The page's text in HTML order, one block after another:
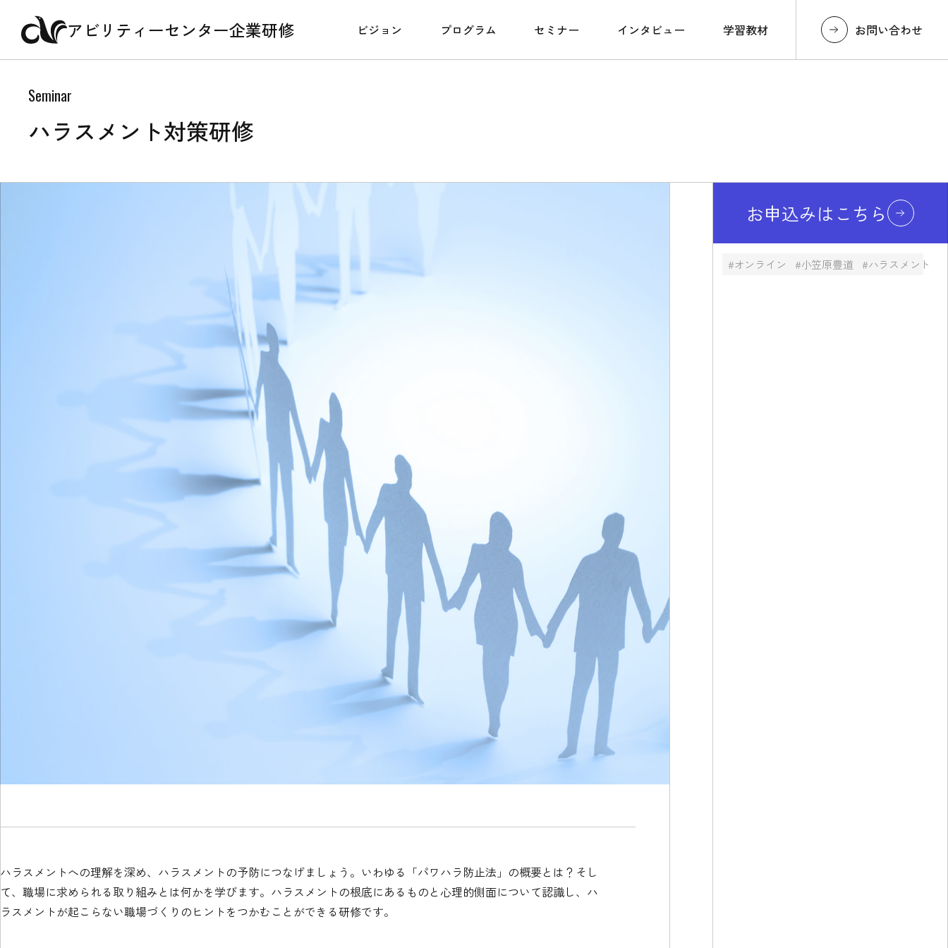
アビリティーセンター企業研修 ビジョン プログラム セミナー インタビュー 学習教材 お問い合わせ
Seminar
ハラスメント対策研修
ハラスメントへの理解を深め、ハラスメントの予防につなげましょう。いわゆる「パワハラ防止法」の概要とは？そし
て、職場に求められる取り組みとは何かを学びます。ハラスメントの根底にあるものと心理的側面について認識し、ハ
ラスメントが起こらない職場づくりのヒントをつかむことができる研修です。
お申込みはこちら
オンライン 小笠原豊道 ハラスメント